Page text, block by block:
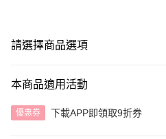
請選擇商品選項
本商品適用活動
優惠券 下載APP即領取9折券